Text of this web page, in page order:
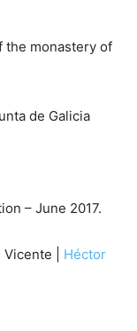
the monastery of
de Galicia
– June 2017.
| Héctor